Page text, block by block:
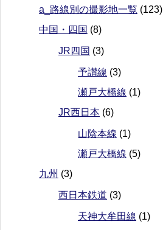
a_路線別の撮影地一覧 (123)
中国・四国 (8)
JR四国 (3)
予讃線 (3)
瀬戸大橋線 (1)
JR西日本 (6)
山陰本線 (1)
瀬戸大橋線 (5)
九州 (3)
西日本鉄道 (3)
天神大牟田線 (1)